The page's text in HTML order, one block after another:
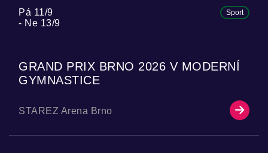
Pá 11/9
Ne 13/9
Sport
GRAND PRIX BRNO 2026 V MODERNÍ
GYMNASTICE
STAREZ Arena Brno